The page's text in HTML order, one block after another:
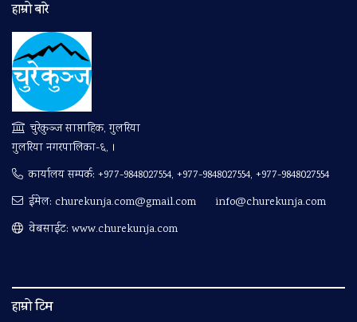
हाम्रो बारे
चुरेकुञ्ज साप्ताहिक, गुलरिया
गुलरिया नगरपालिका-६, ।
कार्यालय सम्पर्क: +977-9848027554, +977-9848027554, +977-9848027554
ईमेल: churekunja.com@gmail.com
info@churekunja.com
वेबसाईट: www.churekunja.com
हाम्रो टिम